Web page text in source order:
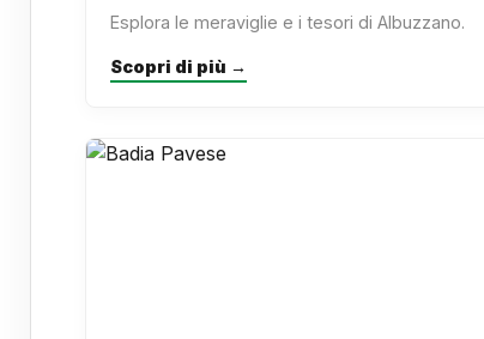
Esplora le meraviglie e i tesori di Albuzzano.
Scopri di più →